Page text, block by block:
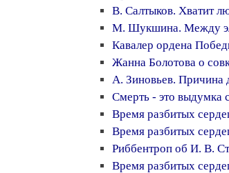
В. Салтыков. Хватит
М. Шукшина. Между
Кавалер ордена
Жанна Болотова о
А. Зиновьев. Причина
Смерть - это выдумка
Время разбитых
Время разбитых
Риббентроп об И. В.
Время разбитых